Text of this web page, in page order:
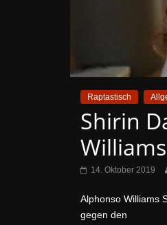
Raptastisch
Shirin
Williams
14. Oktober 2019
Alphonso Williams
gegen den